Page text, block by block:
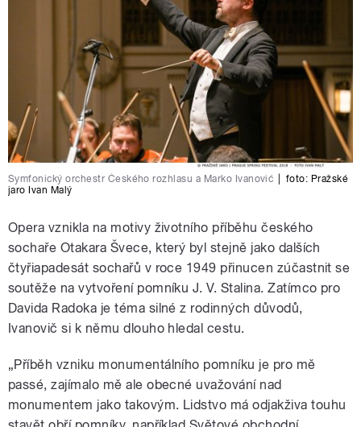
Symfonický orchestr Českého rozhlasu a Marko Ivanović foto: Pražské
jaro Ivan Malý
Opera vznikla na motivy životního příběhučeského
sochaře Otakara Švece, který byl stejně jako dalších
čtyřiapadesát sochařů v roce 1949 přinucen zúčastnit se
soutěže na vytvoření pomníku J. V. Stalina. Zatímco pro
Davida Radoka je téma silné z rodinných důvodů,
Ivanovič si k němu dlouho hledal cestu.
„Příběh vzniku monumentálního pomníku je pro mě
passé, zajímalo mě ale obecné uvažování nad
monumentem jako takovým. Lidstvo má odjakživa touhu